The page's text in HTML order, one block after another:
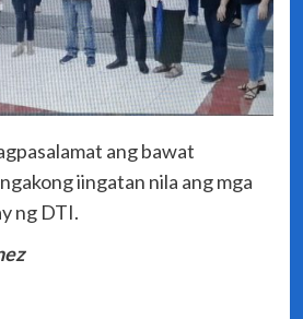
ang bawat
iingatan nila ang mga
ng DTI.